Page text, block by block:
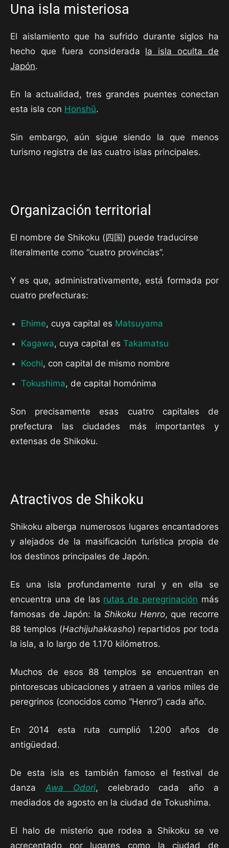
Una isla misteriosa
El aislamiento que ha sufrido durante siglos ha
hecho que fuera considerada la isla oculta de
Japón.
En la actualidad, tres grandes puentes conectan
esta isla con Honshū.
Sin embargo, aún sigue siendo la que menos
turismo registra de las cuatro islas principales.
Organización territorial
El nombre de Shikoku (四国) puede traducirse
literalmente como “cuatro provincias”.
Y es que, administrativamente, está formada por
cuatro prefecturas:
Ehime, cuya capital es Matsuyama
Kagawa, cuya capital es Takamatsu
Kochi, con capital de mismo nombre
Tokushima, de capital homónima
Son precisamente esas cuatro capitales de
prefectura las ciudades más importantes y
extensas de Shikoku.
Atractivos de Shikoku
Shikoku alberga numerosos lugares encantadores
y alejados de la masificación turística propia de
los destinos principales de Japón.
Es una isla profundamente rural y en ella se
encuentra una de las rutas de peregrinación más
famosas de Japón: laShikoku Henro, que recorre
88 templos (Hachijuhakkasho) repartidos por toda
la isla, a lo largo de 1.170 kilómetros.
Muchos de esos 88 templos se encuentran en
pintorescas ubicaciones y atraen a varios miles de
peregrinos (conocidos como “Henro”) cada año.
En 2014 esta ruta cumplió 1.200 años de
antigüedad.
De esta isla es también famoso el festival de
danza Awa Odori, celebrado cada año a
mediados de agosto en la ciudad de Tokushima.
El halo de misterio que rodea a Shikoku se ve
acrecentado por lugares como la ciudad de